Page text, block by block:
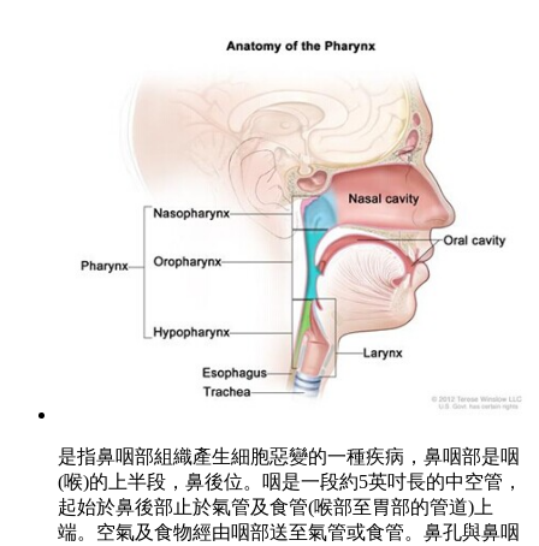
是指鼻咽部組織產生細胞惡變的一種疾病，鼻咽部是咽
(喉)的上半段，鼻後位。咽是一段約5英吋長的中空管，
起始於鼻後部止於氣管及食管(喉部至胃部的管道)上
端。空氣及食物經由咽部送至氣管或食管。鼻孔與鼻咽